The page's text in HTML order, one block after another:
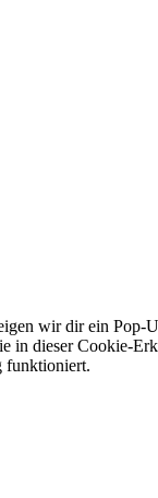
wir dir ein
dieser Cookie-
funktioniert.